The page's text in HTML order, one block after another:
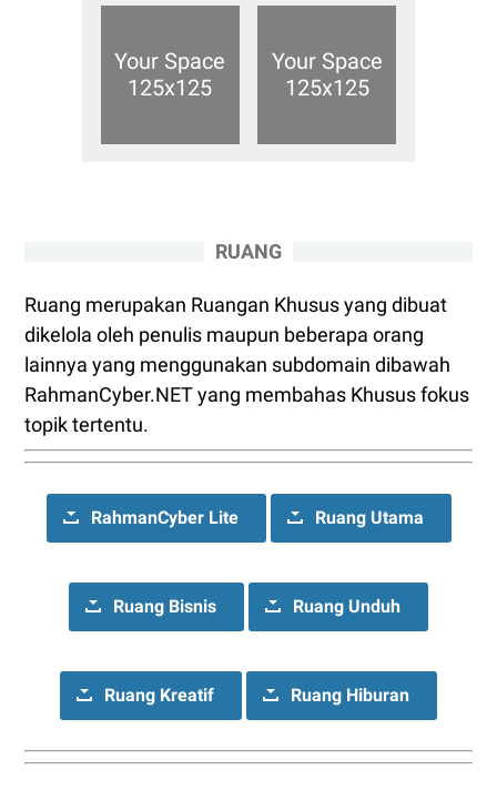
RUANG
Ruang merupakan Ruangan Khusus yang dibuat
dikelola oleh penulis maupun beberapa orang
lainnya yang menggunakan subdomain dibawah
RahmanCyber.NET yang membahas Khusus fokus
topik tertentu.
RahmanCyber Lite Ruang Utama
Ruang Bisnis Ruang Unduh
Ruang Kreatif Ruang Hiburan